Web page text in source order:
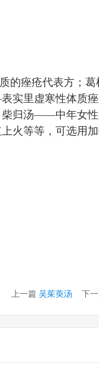
的痤疮代表方；葛
实里虚寒性体质
柴归汤——中年女
火等等，可选用
上一篇 吴茱萸汤 下